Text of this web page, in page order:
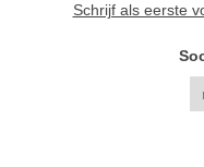
Schrijf als eerste